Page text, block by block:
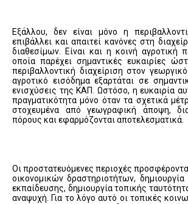
Εξάλλου, δεν είναι μόνο η
επιβάλλει και απαιτεί κανόνες στη
διαθεσίμων. Είναι και η κοινή αγροτική
οποία παρέχει σημαντικές ευκαιρίες
περιβαλλοντική διαχείριση στον
αγροτικό εισόδημα εξαρτάται σε
ενισχύσεις της ΚΑΠ. Ωστόσο, η ευκαιρία
πραγματικότητα μόνο όταν τα σχετικά
στοχευμένα από γεωγραφική άποψη,
πόρους και εφαρμόζονται αποτελεσματικά.
Οι προστατευόμενες περιοχές
οικονομικών δραστηριοτήτων,
εκπαίδευσης, δημιουργία τοπικής
αναψυχή. Για το λόγο αυτό οι τοπικές